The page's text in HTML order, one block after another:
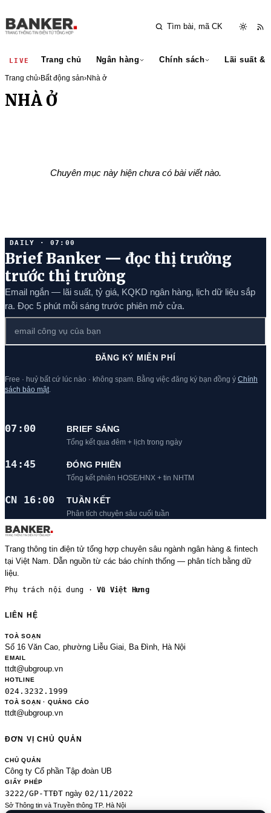
LIVE Trang chủ Ngân hàng Chính sách Lãi suất &
Trang chủ›Bất động sản›Nhà ở
NHÀ Ở
Chuyên mục này hiện chưa có bài viết nào.
DAILY · 07:00
Brief Banker — đọc thị trường
trước thị trường
Email ngắn — lãi suất, tỷ giá, KQKD ngân hàng, lịch dữ liệu sắp
ra. Đọc 5 phút mỗi sáng trước phiên mở cửa.
ĐĂNG KÝ MIỄN PHÍ
Free · huỷ bất cứ lúc nào · không spam. Bằng việc đăng ký bạn đồng ý Chính
sách bảo mật
07:00 BRIEF SÁNG
Tổng kết qua đêm + lịch trong ngày
14:45 ĐÓNG PHIÊN
Tổng kết phiên HOSE/HNX + tin NHTM
CN 16:00 TUẦN KẾT
Phân tích chuyên sâu cuối tuần
Trang thông tin điện tử tổng hợp chuyên sâu ngành ngân hàng & fintech
tại Việt Nam. Dẫn nguồn từ các báo chính thống — phân tích bằng dữ
liệu.
Phụ trách nội dung ·Vũ Việt Hưng
LIÊN HỆ
TOÀ SOẠN
Số 16 Văn Cao, phường Liễu Giai, Ba Đình, Hà Nội
EMAIL
ttdt@ubgroup.vn
HOTLINE
024.3232.1999
TOÀ SOẠN · QUẢNG CÁO
ttdt@ubgroup.vn
ĐƠN VỊ CHỦ QUẢN
CHỦ QUẢN
Công ty Cổ phần Tập đoàn UB
GIẤY PHÉP
3222/GP-TTĐT ngày 02/11/2022
Sở Thông tin và Truyền thông TP. Hà Nội